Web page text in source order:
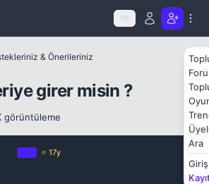
TR
Ara
Giriş
& Önerileriniz
girer misin ?
görüntüleme
⭐ 17y
Kapat